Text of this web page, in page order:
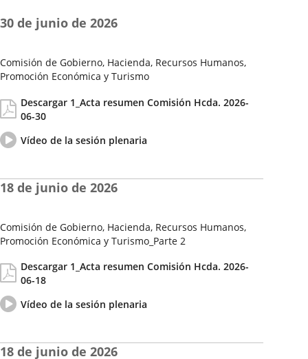
Comisión de Gobierno, Hacienda, Recursos Humanos,
Promoción Económica y Turismo
de
la
Sesión
30 de junio de 2026
Descargar 1_Acta resumen Comisión Hcda. 2026-
06-30
Vídeo
del
Vídeo de la sesión plenaria
aplicación
Comisión de Gobierno, Hacienda, Recursos Humanos,
Promoción Económica y Turismo_Parte 2
de
la
Sesión
18 de junio de 2026
Descargar 1_Acta resumen Comisión Hcda. 2026-
06-18
Vídeo
del
Vídeo de la sesión plenaria
aplicación
18 de junio de 2026